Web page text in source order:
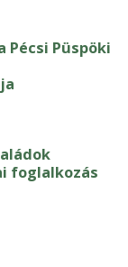
Pécsi Püspöki
foglalkozás